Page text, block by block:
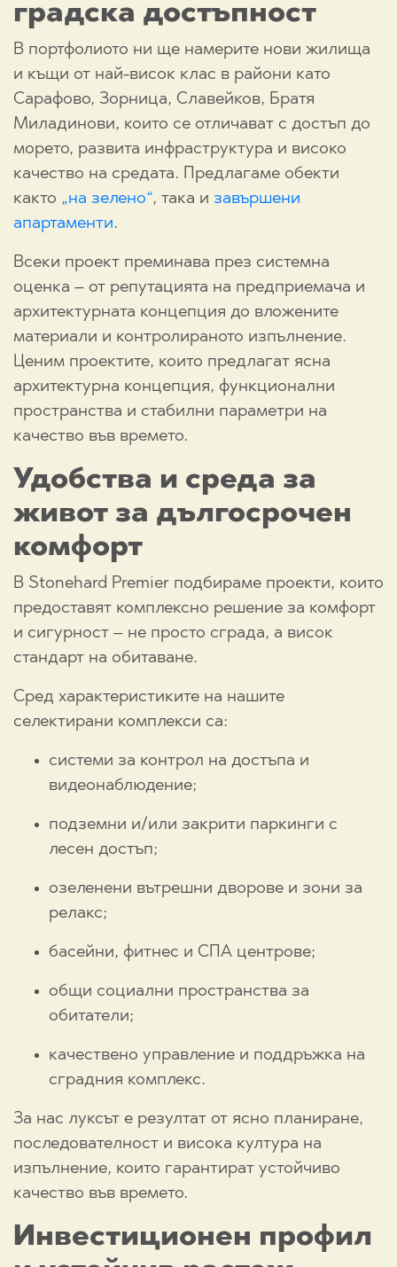
градска достъпност
В портфолиото ни ще намерите нови жилища
и къщи от най-висок клас в райони като
Сарафово, Зорница, Славейков, Братя
Миладинови, които се отличават с достъп до
морето, развита инфраструктура и високо
качество на средата. Предлагаме обекти
както „на зелено“, така и завършени
апартаменти.
Всеки проект преминава през системна
оценка – от репутацията на предприемача и
архитектурната концепция до вложените
материали и контролираното изпълнение.
Ценим проектите, които предлагат ясна
архитектурна концепция, функционални
пространства и стабилни параметри на
качество във времето.
Удобства и среда за
живот за дългосрочен
комфорт
В Stonehard Premier подбираме проекти, които
предоставят комплексно решение за комфорт
и сигурност – не просто сграда, а висок
стандарт на обитаване.
Сред характеристиките на нашите
селектирани комплекси са:
системи за контрол на достъпа и
видеонаблюдение;
подземни и/или закрити паркинги с
лесен достъп;
озеленени вътрешни дворове и зони за
релакс;
басейни, фитнес и СПА центрове;
общи социални пространства за
обитатели;
качествено управление и поддръжка на
сградния комплекс.
За нас луксът е резултат от ясно планиране,
последователност и висока култура на
изпълнение, които гарантират устойчиво
качество във времето.
Инвестиционен профил